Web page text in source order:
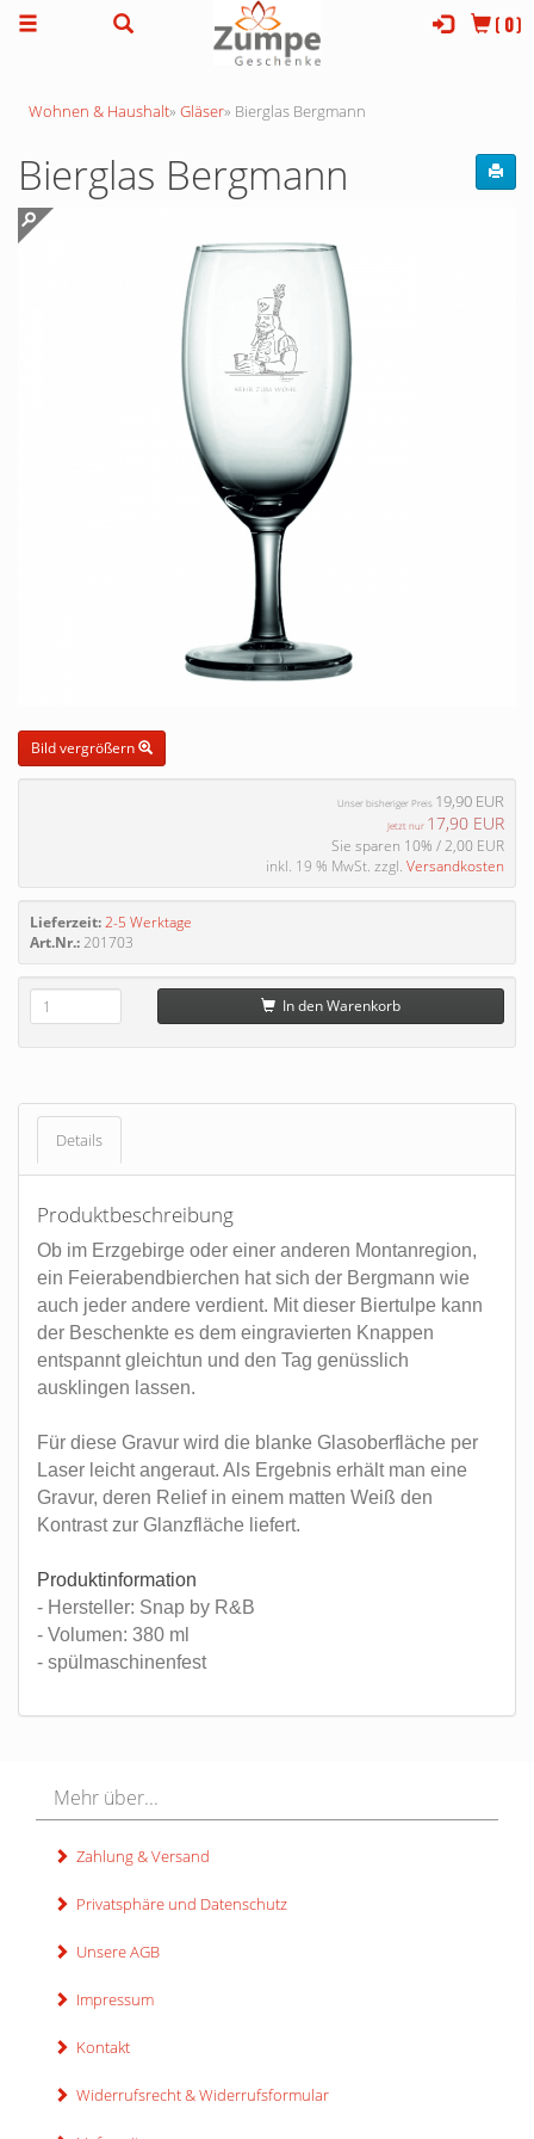
( 0)
Wohnen & Haushalt» Gläser» Bierglas Bergmann
Bierglas Bergmann
Bild vergrößern
Unser bisheriger Preis 19,90 EUR
Jetzt nur 17,90 EUR
Sie sparen 10% / 2,00 EUR
inkl. 19 % MwSt. zzgl. Versandkosten
Lieferzeit:2-5 Werktage
Art.Nr.:201703
In den Warenkorb
Details
Produktbeschreibung
Ob im Erzgebirge oder einer anderen Montanregion,
ein Feierabendbierchen hat sich der Bergmann wie
auch jeder andere verdient. Mit dieser Biertulpe kann
der Beschenkte es dem eingravierten Knappen
entspannt gleichtun und den Tag genüsslich
ausklingen lassen.
Für diese Gravur wird die blanke Glasoberfläche per
Laser leicht angeraut. Als Ergebnis erhält man eine
Gravur, deren Relief in einem matten Weiß den
Kontrast zur Glanzfläche liefert.
Produktinformation
- Hersteller: Snap by R&B
- Volumen: 380 ml
- spülmaschinenfest
Mehr über...
Zahlung & Versand
Privatsphäre und Datenschutz
Unsere AGB
Impressum
Kontakt
Widerrufsrecht & Widerrufsformular